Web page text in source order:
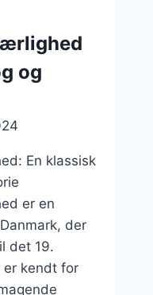
og
En klassisk
er en
der
det 19.
er kendt for